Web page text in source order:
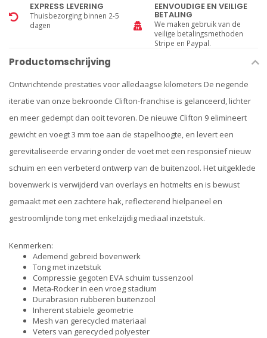
EXPRESS LEVERING
Thuisbezorging binnen 2-5
dagen
EENVOUDIGE EN VEILIGE
BETALING
We maken gebruik van de
veilige betalingsmethoden
Stripe en Paypal.
Productomschrijving
Ontwrichtende prestaties voor alledaagse kilometers De negende
iteratie van onze bekroonde Clifton-franchise is gelanceerd, lichter
en meer gedempt dan ooit tevoren. De nieuwe Clifton 9 elimineert
gewicht en voegt 3 mm toe aan de stapelhoogte, en levert een
gerevitaliseerde ervaring onder de voet met een responsief nieuw
schuim en een verbeterd ontwerp van de buitenzool. Het uitgeklede
bovenwerk is verwijderd van overlays en hotmelts en is bewust
gemaakt met een zachtere hak, reflecterend hielpaneel en
gestroomlijnde tong met enkelzijdig mediaal inzetstuk.
Kenmerken:
Ademend gebreid bovenwerk
Tong met inzetstuk
Compressie gegoten EVA schuim tussenzool
Meta-Rocker in een vroeg stadium
Durabrasion rubberen buitenzool
Inherent stabiele geometrie
Mesh van gerecycled materiaal
Veters van gerecycled polyester